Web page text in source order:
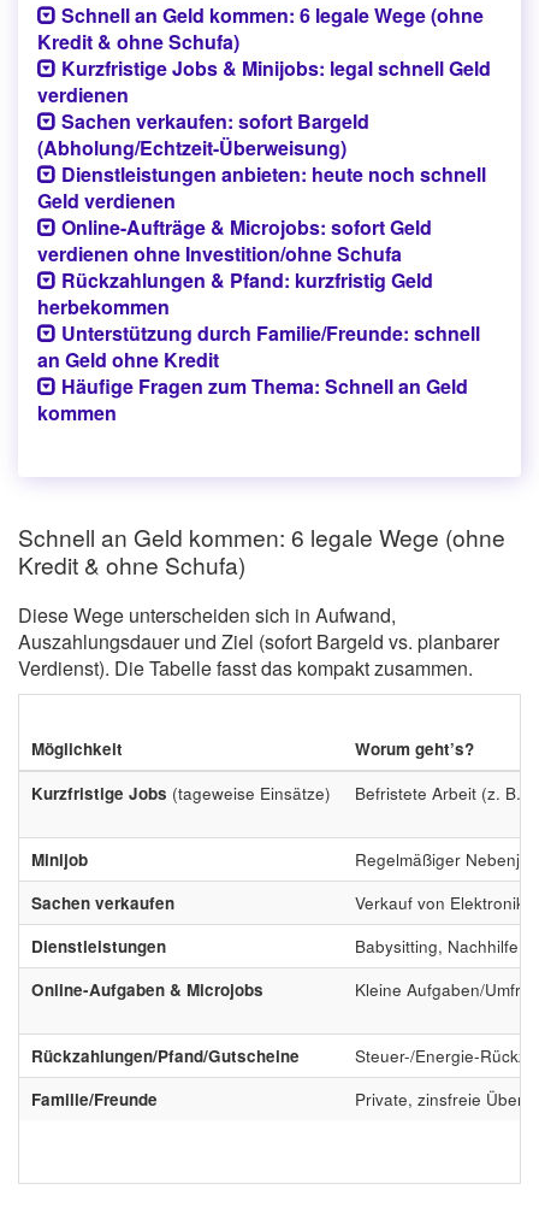
Schnell an Geld kommen: 6 legale Wege (ohne
Kredit & ohne Schufa)
Kurzfristige Jobs & Minijobs: legal schnell Geld
verdienen
Sachen verkaufen: sofort Bargeld
(Abholung/Echtzeit-Überweisung)
Dienstleistungen anbieten: heute noch schnell
Geld verdienen
Online-Aufträge & Microjobs: sofort Geld
verdienen ohne Investition/ohne Schufa
Rückzahlungen & Pfand: kurzfristig Geld
herbekommen
Unterstützung durch Familie/Freunde: schnell
an Geld ohne Kredit
Häufige Fragen zum Thema: Schnell an Geld
kommen
Schnell an Geld kommen: 6 legale Wege (ohne
Kredit & ohne Schufa)
Diese Wege unterscheiden sich in Aufwand,
Auszahlungsdauer und Ziel (sofort Bargeld vs. planbarer
Verdienst). Die Tabelle fasst das kompakt zusammen.
Möglichkeit
Worum geht’s?
Kurzfristige Jobs (tageweise Einsätze) Befristete Arbeit (z. B.
Minijob
Regelmäßiger
Sachen verkaufen
Verkauf von Elektronik,
Dienstleistungen
Babysitting, Nachhilfe,
Online-Aufgaben & Microjobs
Kleine Aufgaben/
Rückzahlungen/Pfand/Gutscheine
Steuer-/Energie-
Familie/Freunde
Private, zinsfreie